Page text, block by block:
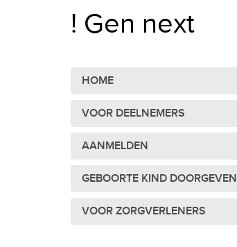
! Gen next
HOME
VOOR DEELNEMERS
AANMELDEN
GEBOORTE KIND DOORGEVEN
VOOR ZORGVERLENERS